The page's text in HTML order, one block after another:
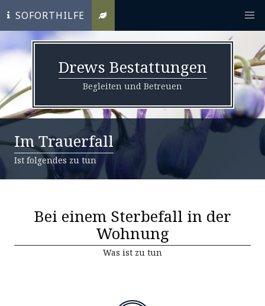
SOFORTHILFE
Drews Bestattungen
Begleiten und Betreuen
Im Trauerfall
Ist folgendes zu tun
Bei einem Sterbefall in der
Wohnung
Was ist zu tun